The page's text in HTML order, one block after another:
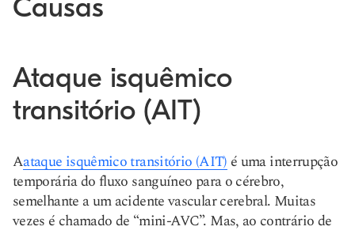
Causas
Ataque isquêmico
transitório (AIT)
Aataque isquêmico transitório (AIT) é uma interrupção
temporária do fluxo sanguíneo para o cérebro,
semelhante a um acidente vascular cerebral. Muitas
vezes é chamado de “mini-AVC”. Mas, ao contrário de